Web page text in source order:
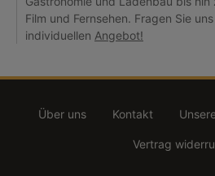
Film und Fernsehen. Fragen Sie
individuellen Angebot!
Über uns Kontakt
Vertrag